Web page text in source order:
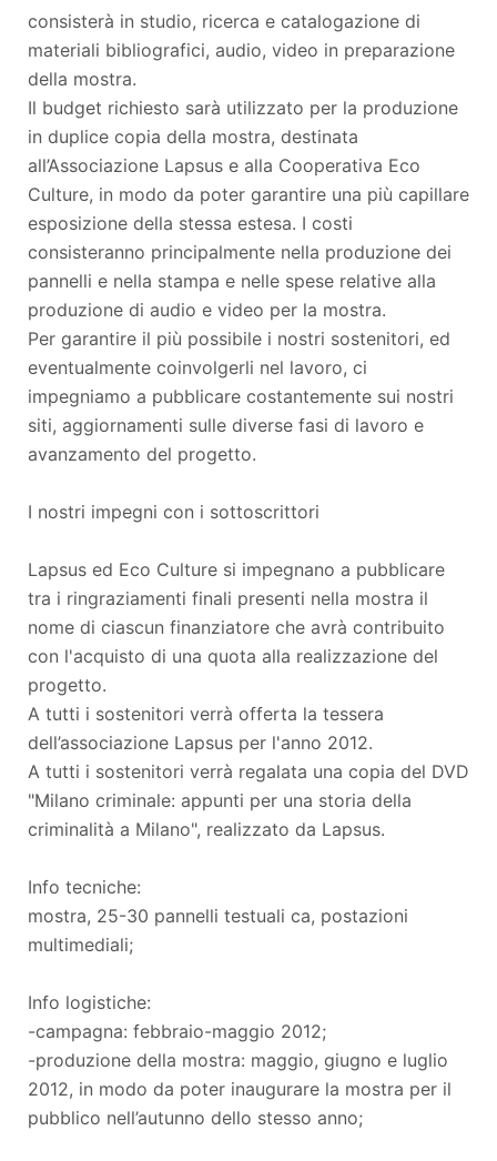
consisterà in studio, ricerca e catalogazione di
materiali bibliografici, audio, video in preparazione
della mostra.
Il budget richiesto sarà utilizzato per la produzione
in duplice copia della mostra, destinata
all’Associazione Lapsus e alla Cooperativa Eco
Culture, in modo da poter garantire una più capillare
esposizione della stessa estesa. I costi
consisteranno principalmente nella produzione dei
pannelli e nella stampa e nelle spese relative alla
produzione di audio e video per la mostra.
Per garantire il più possibile i nostri sostenitori, ed
eventualmente coinvolgerli nel lavoro, ci
impegniamo a pubblicare costantemente sui nostri
siti, aggiornamenti sulle diverse fasi di lavoro e
avanzamento del progetto.
I nostri impegni con i sottoscrittori
Lapsus ed Eco Culture si impegnano a pubblicare
tra i ringraziamenti finali presenti nella mostra il
nome di ciascun finanziatore che avrà contribuito
con l'acquisto di una quota alla realizzazione del
progetto.
A tutti i sostenitori verrà offerta la tessera
dell’associazione Lapsus per l'anno 2012.
A tutti i sostenitori verrà regalata una copia del DVD
"Milano criminale: appunti per una storia della
criminalità a Milano", realizzato da Lapsus.
Info tecniche:
mostra, 25-30 pannelli testuali ca, postazioni
multimediali;
Info logistiche:
-campagna: febbraio-maggio 2012;
-produzione della mostra: maggio, giugno e luglio
2012, in modo da poter inaugurare la mostra per il
pubblico nell’autunno dello stesso anno;